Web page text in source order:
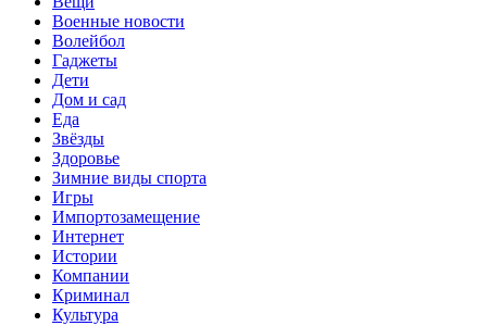
Военные новости
Волейбол
Гаджеты
Дети
Дом и сад
Еда
Звёзды
Здоровье
Зимние виды спорта
Игры
Импортозамещение
Интернет
Истории
Компании
Криминал
Культура